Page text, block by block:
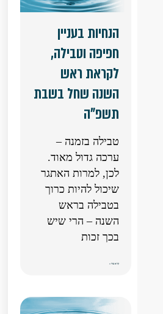
הנחיות בעניין
חפיפה וטבילה,
לקראת ראש
השנה שחל בשבת
תשפ"ה
טבילה בזמנה –
ערכה גדול מאוד.
לכן, למרות האתגר
שיכול להיות כרוך
בטבילה בראש
השנה – הרי שיש
בכך זכות
קרא עוד »